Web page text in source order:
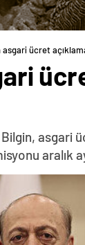
asgari ücret
Bilgin,
aralık